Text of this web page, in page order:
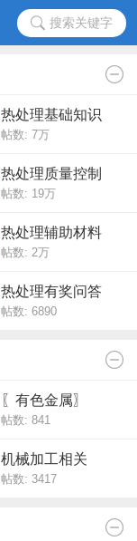
搜索关键字
热处理基础知识
帖数: 7万
热处理质量控制
帖数: 19万
热处理辅助材料
帖数: 2万
热处理有奖问答
帖数: 6890
〖有色金属〗
帖数: 841
机械加工相关
帖数: 3417